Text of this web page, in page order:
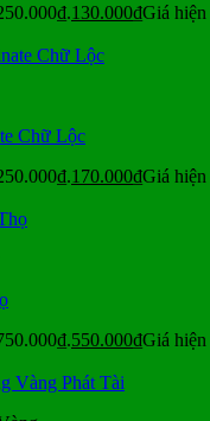
130.000₫Giá hiện
Chữ Lộc
170.000₫Giá hiện
550.000₫Giá hiện